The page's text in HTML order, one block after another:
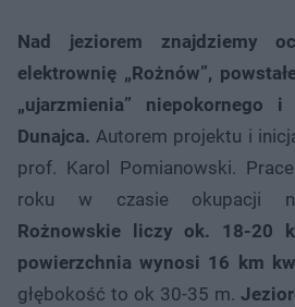
Nad jeziorem znajdziemy
elektrownię „Rożnów”,
„ujarzmienia” niepokornego
Dunajca. Autorem projektu i
prof. Karol Pomianowski.
roku w czasie okupacji
Rożnowskie liczy ok. 18-20
powierzchnia wynosi 16 km
głębokość to ok 30-35 m.